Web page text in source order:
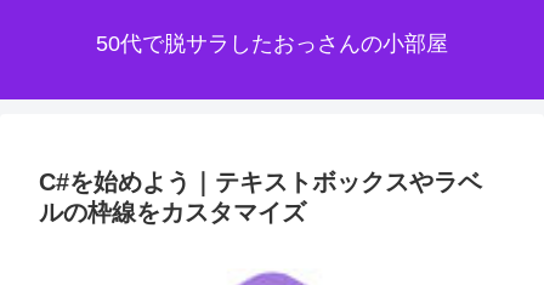
50代で脱サラしたおっさんの小部屋
C#を始めよう｜テキストボックスやラベ
ルの枠線をカスタマイズ